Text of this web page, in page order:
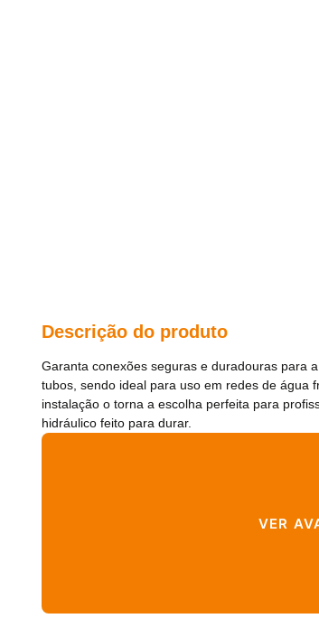
Descrição do produto
Garanta conexões seguras e duradouras para
tubos, sendo ideal para uso em redes de água
instalação o torna a escolha perfeita para
hidráulico feito para durar.
VER